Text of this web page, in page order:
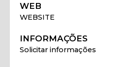
WEB
WEBSITE
INFORMAÇÕES
Solicitar informações